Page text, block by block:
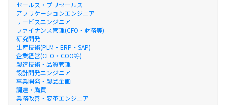
セールス・プリセールス
アプリケーションエンジニア
サービスエンジニア
ファイナンス管理(CFO・財務等)
研究開発
生産技術(PLM・ERP・SAP)
企業経営(CEO・COO等)
製造技術・品質管理
設計開発エンジニア
事業開発・製品企画
調達・購買
業務改善・変革エンジニア